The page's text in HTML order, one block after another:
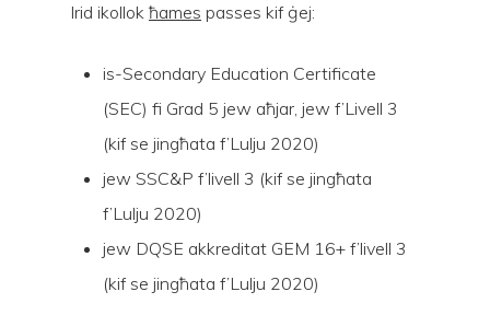
Irid ikollokħames passes kif ġej:
is-Secondary Education Certificate
(SEC) fi Grad 5 jew aħjar, jew f’Livell 3
(kif se jingħata f’Lulju 2020)
jew SSC&P f’livell 3 (kif se jingħata
f’Lulju 2020)
jew DQSE akkreditat GEM 16+ f’livell 3
(kif se jingħata f’Lulju 2020)